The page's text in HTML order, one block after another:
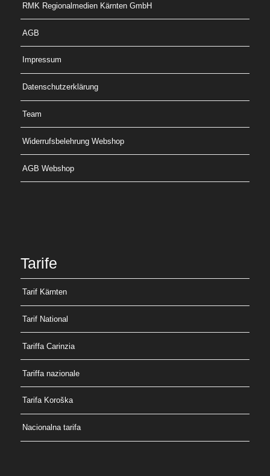
RMK Regionalmedien Kärnten GmbH
AGB
Impressum
Datenschutzerklärung
Team
Widerrufsbelehrung Webshop
AGB Webshop
Tarife
Tarif Kärnten
Tarif National
Tariffa Carinzia
Tariffa nazionale
Tarifa Koroška
Nacionalna tarifa